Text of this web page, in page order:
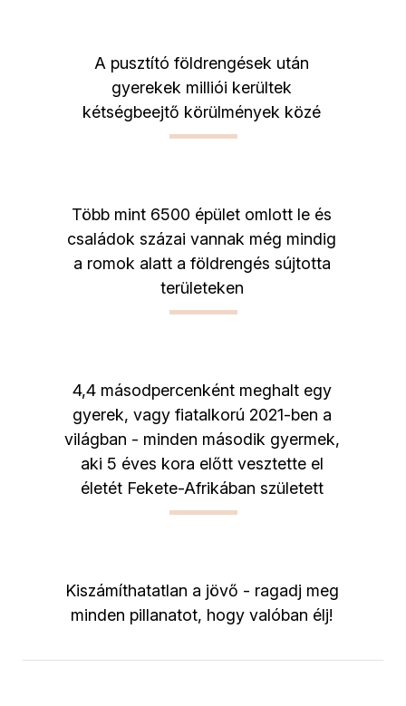
A pusztító földrengések után
gyerekek milliói kerültek
kétségbeejtő körülmények közé
Több mint 6500 épület omlott le és
családok százai vannak még mindig
a romok alatt a földrengés sújtotta
területeken
4,4 másodpercenként meghalt egy
gyerek, vagy fiatalkorú 2021-ben a
világban - minden második gyermek,
aki 5 éves kora előtt vesztette el
életét Fekete-Afrikában született
Kiszámíthatatlan a jövő - ragadj meg
minden pillanatot, hogy valóban élj!